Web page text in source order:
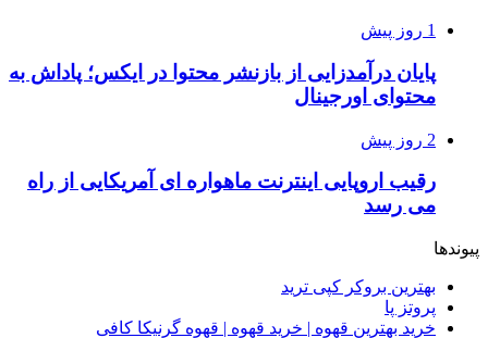
1 روز پیش
پایان درآمدزایی از بازنشر محتوا در ایکس؛ پاداش به
محتوای اورجینال
2 روز پیش
رقیب اروپایی اینترنت ماهواره ای آمریکایی از راه
می رسد
پیوندها
بهترین بروکر کپی ترید
پروتز پا
خرید بهترین قهوه | خرید قهوه | قهوه گرنیکا کافی